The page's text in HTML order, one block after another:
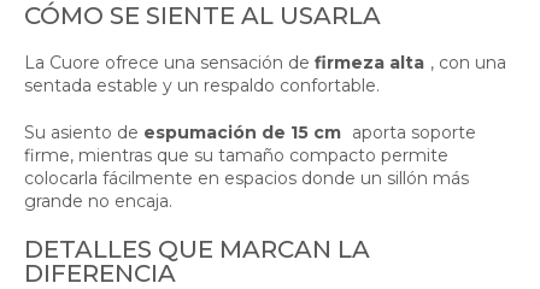
CÓMO SE SIENTE AL USARLA
La Cuore ofrece una sensación de firmeza alta , con una
sentada estable y un respaldo confortable.
Su asiento de espumación de 15 cm aporta soporte
firme, mientras que su tamaño compacto permite
colocarla fácilmente en espacios donde un sillón más
grande no encaja.
DETALLES QUE MARCAN LA
DIFERENCIA